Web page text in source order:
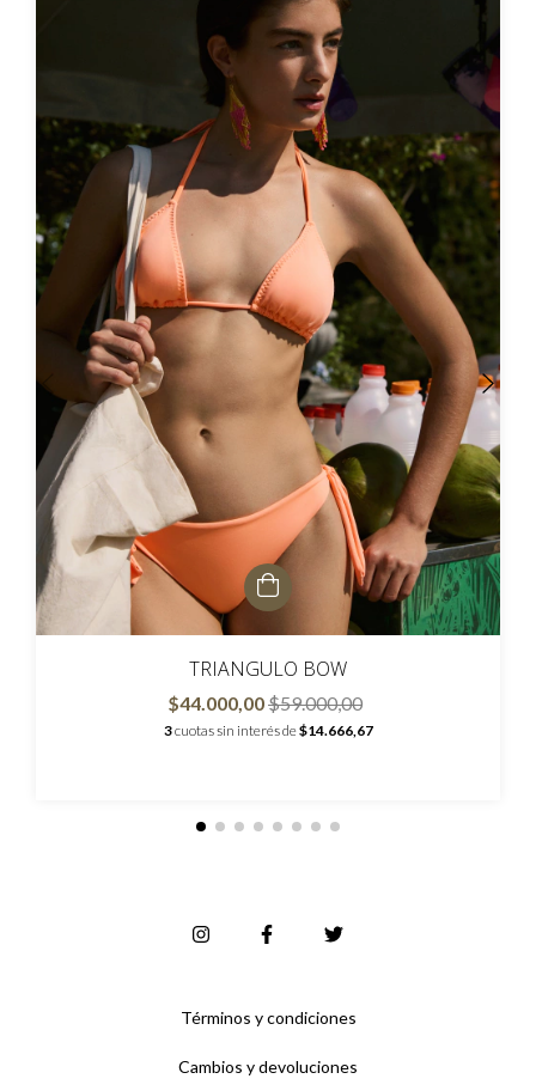
TRIANGULO BOW
$44.000,00$59.000,00
3cuotas sin interés de$14.666,67
Términos y condiciones
Cambios y devoluciones